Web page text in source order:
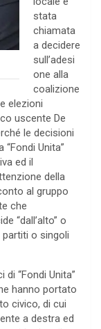
stata
chiamata
a decidere
sull’adesi
one alla
coalizione
elezioni
uscente De
le decisioni
Unita”
ed il
della
al gruppo
che
“dall’alto” o
partiti o singoli
“Fondi Unita”
hanno portato
civico, di cui
a destra ed